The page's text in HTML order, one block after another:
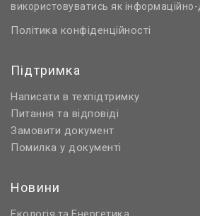
використовуватись як
Політика конфіденційності
Підтримка
Написати в техпідтримку
Питання та відповіді
Замовити документ
Помилка у документі
Новини